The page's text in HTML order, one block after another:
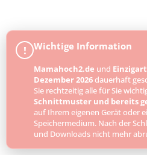
Also können
sein. Seltener
scheinbar doch
An Deiner Stelle
ausgenutzt
! Wichtige Information
Mamahoch2.de und
Dezember 2026dauerhaft
Sie rechtzeitig alle für Sie
Schnittmuster und bereits
auf Ihrem eigenen Gerät oder
Speichermedium. Nach der
und Downloads nicht mehr